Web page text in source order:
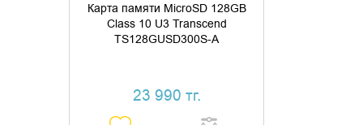
Карта памяти MicroSD 128GB
Class 10 U3 Transcend
TS128GUSD300S-A
23 990 тг.